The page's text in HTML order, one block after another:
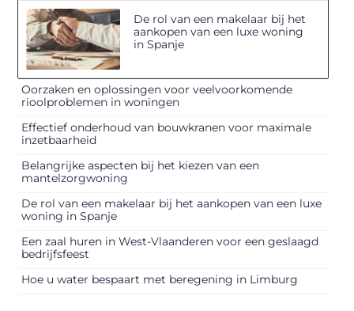
De rol van een makelaar bij het
aankopen van een luxe woning
in Spanje
Oorzaken en oplossingen voor veelvoorkomende
rioolproblemen in woningen
Effectief onderhoud van bouwkranen voor maximale
inzetbaarheid
Belangrijke aspecten bij het kiezen van een
mantelzorgwoning
De rol van een makelaar bij het aankopen van een luxe
woning in Spanje
Een zaal huren in West-Vlaanderen voor een geslaagd
bedrijfsfeest
Hoe u water bespaart met beregening in Limburg